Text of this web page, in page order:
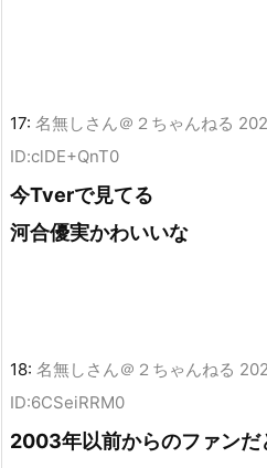
17: 名無しさん＠２ちゃんねる
ID:clDE+QnT0
今Tverで見てる
河合優実かわいいな
18: 名無しさん＠２ちゃんねる
ID:6CSeiRRM0
2003年以前からのファンだ